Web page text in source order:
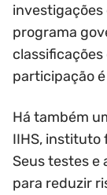
investigações
programa
classificações
participação
Há também
IIHS, instituto
Seus testes e
para reduzir